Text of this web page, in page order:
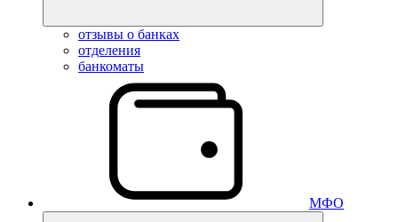
отзывы о банках
отделения
банкоматы
МФО